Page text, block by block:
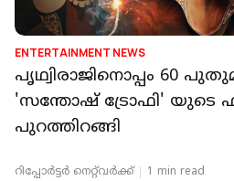
ENTERTAINMENT NEWS
പൃഥ്വിരാജിനൊപ്പം 60
'സന്തോഷ് ട്രോഫി' യുടെ
പുറത്തിറങ്ങി
റിപ്പോർട്ടർ നെറ്റ്‌വര്‍ക്ക്‌ 1 min read